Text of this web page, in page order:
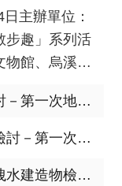
主辦單位：
步趣」系列活
物館、烏溪水
防災韌性。走
本次活動帶
北港溪水系支流乾溪治理規劃檢討－第一次地方說明會
北港溪水系支流大埔溪治理規劃檢討－第一次地方說明會
【業務動態】本分署辦理「防水洩水建造物檢查培訓」 中、南部場圓滿落幕